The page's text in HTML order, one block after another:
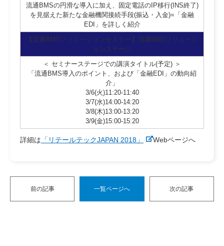
流通BMSの円滑な導入に加え、固定電話のIP移行(INS終了)
を見据えた新たな金融機関接続手段(振込・入金)=「金融
EDI」を詳しく紹介
【流通BMSソリューションセミナー】流通BMSソリューシ
ョンステージ
＜ セミナーステージでの講演タイトル(予定) ＞
「流通BMS導入のポイント、および「金融EDI」の動向紹
介」
3/6(火)11:20-11:40
3/7(水)14:00-14:20
3/8(木)13:00-13:20
3/9(金)15:00-15:20
詳細は 「リテールテックJAPAN 2018」 Webページへ
前の記事 一覧ページへ 次の記事